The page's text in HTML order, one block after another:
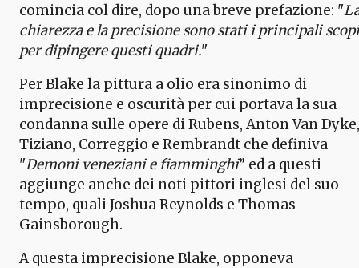
comincia col dire, dopo una breve prefazione: "
chiarezza e la precisione sono stati i principali scopi
per dipingere questi quadri."
Per Blake la pittura a olio era sinonimo di
imprecisione e oscurità per cui portava la sua
condanna sulle opere di Rubens, Anton Van Dyke,
Tiziano, Correggio e Rembrandt che definiva
"Demoni veneziani e fiamminghi” ed a questi
aggiunge anche dei noti pittori inglesi del suo
tempo, quali Joshua Reynolds e Thomas
Gainsborough.
A questa imprecisione Blake, opponeva